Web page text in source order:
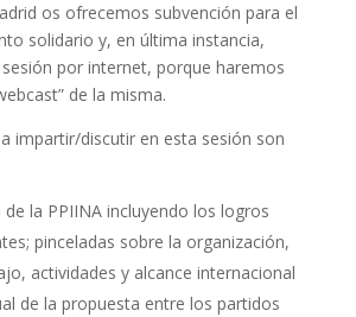
os ofrecemos subvención para el
solidario y, en última instancia,
por internet, porque haremos
de la misma.
impartir/discutir en esta sesión son
la PPIINA incluyendo los logros
pinceladas sobre la organización,
actividades y alcance internacional
de la propuesta entre los partidos